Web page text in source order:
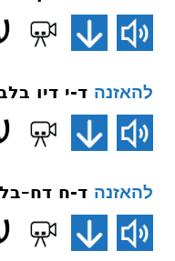
להאזנה ד-י דיו
להאזנה ד-ח